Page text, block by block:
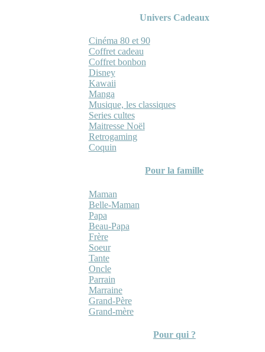
Univers Cadeaux
Cinéma 80 et 90
Coffret cadeau
Coffret bonbon
Disney
Kawaii
Manga
Musique, les classiques
Series cultes
Maitresse Noël
Retrogaming
Coquin
Pour la famille
Maman
Belle-Maman
Papa
Beau-Papa
Frère
Soeur
Tante
Oncle
Parrain
Marraine
Grand-Père
Grand-mère
Pour qui ?